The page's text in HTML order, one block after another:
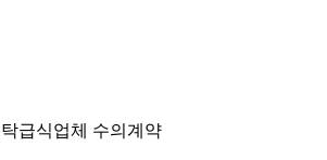
급식업체 수의계약